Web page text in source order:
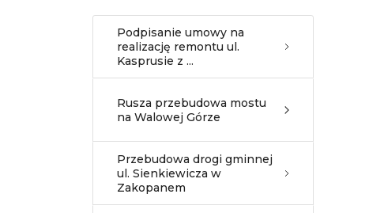
Podpisanie umowy na
realizację remontu ul.
Kasprusie z ...
Rusza przebudowa mostu
na Walowej Górze
Przebudowa drogi gminnej
ul. Sienkiewicza w
Zakopanem